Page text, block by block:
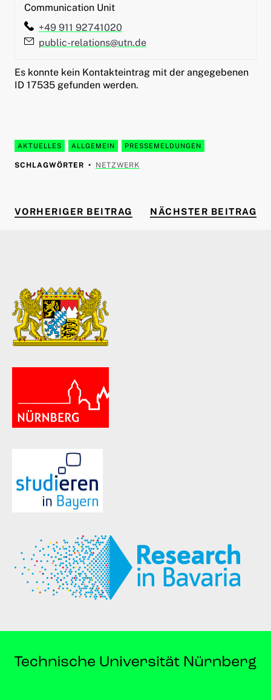
Communication Unit
Telefon:
+49 911 92741020
E-Mail:public-relations@utn.de
Es konnte kein Kontakteintrag mit der angegebenen
ID 17535 gefunden werden.
AKTUELLES ALLGEMEIN PRESSEMELDUNGEN
SCHLAGWÖRTER NETZWERK
Beitragsnavigation
VORHERIGER BEITRAG VORHERIGER BEITRAG
NÄCHSTER BEITRAG